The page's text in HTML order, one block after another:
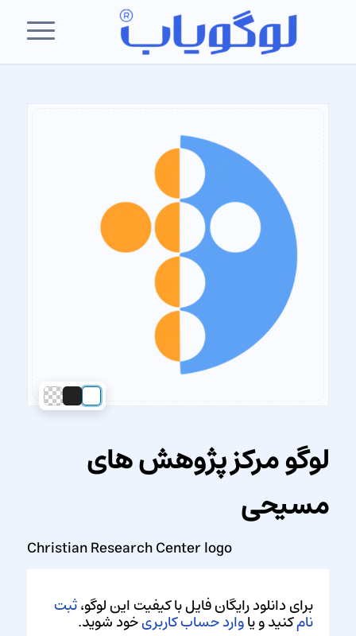
لوگو مرکز پژوهش های
مسیحی
Christian Research Center logo
برای دانلود رایگان فایل با کیفیت این لوگو،ثبت
نامکنید و یاوارد حساب کاربریخود شوید.